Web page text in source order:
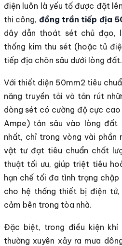
điện luôn là yếu tố được đặt
thi công, đồng trần tiếp địa
dây dẫn thoát sét chủ đạo,
thống kim thu sét (hoặc tủ
tiếp địa chôn sâu dưới lòng đất.
Với thiết diện 50mm2 tiêu
năng truyền tải và tản rút
dòng sét có cường độ cực
Ampe) tản sâu vào lòng đất
nhất, chỉ trong vòng vài phần
vật tư đạt tiêu chuẩn chất
thuật tối ưu, giúp triệt tiêu
hạn chế tối đa tình trạng
cho hệ thống thiết bị điện tử,
cảm bên trong tòa nhà.
Đặc biệt, trong điều kiện khí
thường xuyên xảy ra mưa